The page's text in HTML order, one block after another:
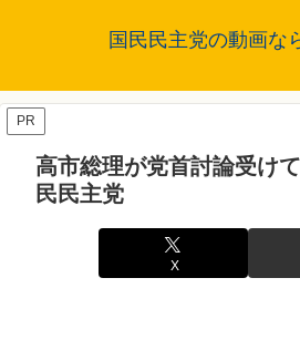
国民民主党の動画な
PR
高市総理が党首討論受け
民民主党
X